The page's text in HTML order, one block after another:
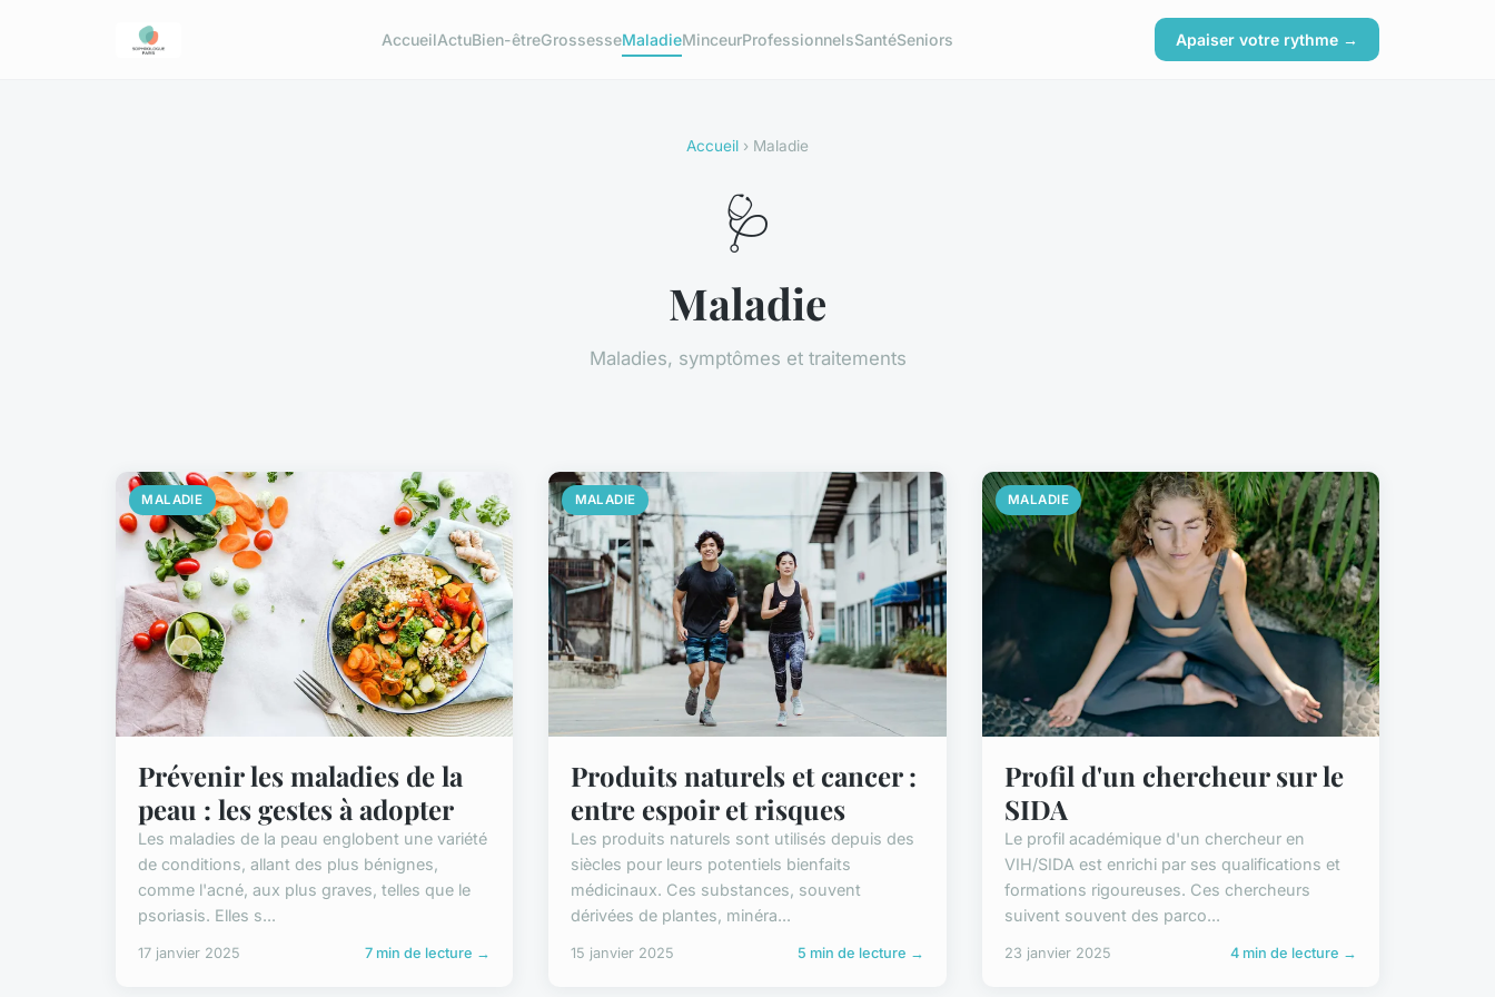
AccueilActuBien-êtreGrossesseMaladieMinceurProfessionnelsSantéSeniors Apaiser votre rythme →
Accueil › Maladie
🩺
Maladie
Maladies, symptômes et traitements
MALADIE
Prévenir les maladies de la
peau : les gestes à adopter
Les maladies de la peau englobent une variété
de conditions, allant des plus bénignes,
comme l'acné, aux plus graves, telles que le
psoriasis. Elles s...
17 janvier 2025 7 min de lecture →
MALADIE
Produits naturels et cancer :
entre espoir et risques
Les produits naturels sont utilisés depuis des
siècles pour leurs potentiels bienfaits
médicinaux. Ces substances, souvent
dérivées de plantes, minéra...
15 janvier 2025 5 min de lecture →
MALADIE
Profil d'un chercheur sur le
SIDA
Le profil académique d'un chercheur en
VIH/SIDA est enrichi par ses qualifications et
formations rigoureuses. Ces chercheurs
suivent souvent des parco...
23 janvier 2025 4 min de lecture →